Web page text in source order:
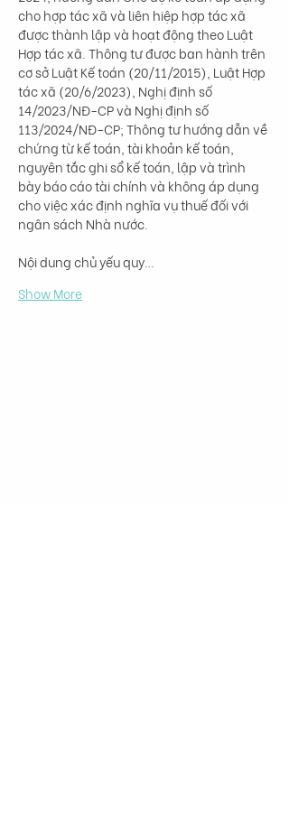
cho hợp tác xã và liên hiệp hợp tác xã
được thành lập và hoạt động theo Luật
Hợp tác xã. Thông tư được ban hành trên
cơ sở Luật Kế toán (20/11/2015), Luật Hợp
tác xã (20/6/2023), Nghị định số
14/2023/NĐ-CP và Nghị định số
113/2024/NĐ-CP; Thông tư hướng dẫn về
chứng từ kế toán, tài khoản kế toán,
nguyên tắc ghi sổ kế toán, lập và trình
bày báo cáo tài chính và không áp dụng
cho việc xác định nghĩa vụ thuế đối với
ngân sách Nhà nước.
Nội dung chủ yếu quy…
Show More